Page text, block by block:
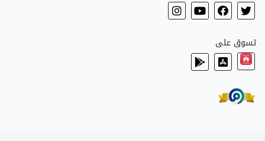
تسوق على